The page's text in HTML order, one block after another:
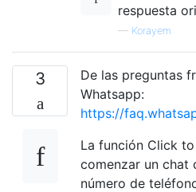
respuesta
— Korayem
3
De las preguntas
Whatsapp:
https://
La función Click
comenzar un chat
número de